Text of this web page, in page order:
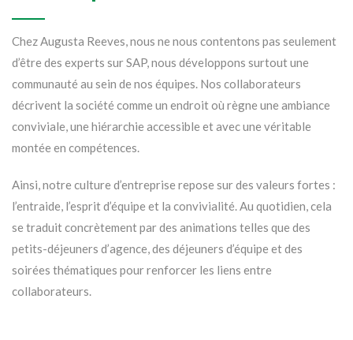
Chez Augusta Reeves, nous ne nous contentons pas seulement
d’être des experts sur SAP, nous développons surtout une
communauté au sein de nos équipes. Nos collaborateurs
décrivent la société comme un endroit où règne une ambiance
conviviale, une hiérarchie accessible et avec une véritable
montée en compétences.
Ainsi, notre culture d’entreprise repose sur des valeurs fortes :
l’entraide, l’esprit d’équipe et la convivialité. Au quotidien, cela
se traduit concrètement par des animations telles que des
petits-déjeuners d’agence, des déjeuners d’équipe et des
soirées thématiques pour renforcer les liens entre
collaborateurs.